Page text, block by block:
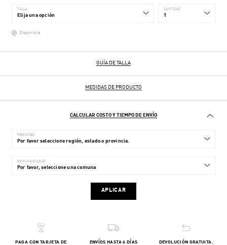
TALLA CANTIDAD
Disponible
GUÍA DE TALLA
MEDIDAS DE PRODUCTO
CALCULAR COSTO Y TIEMPO DE ENVÍO
REGIONES
COMUNA/CIUDAD
APLICAR
PAGA CON TARJETA DE
ENVÍOS HASTA 6 DÍAS
DEVOLUCIÓN GRATUITA.